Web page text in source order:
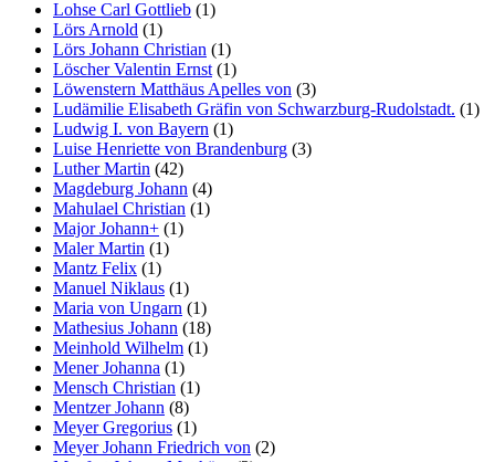
Lohse Carl Gottlieb (1)
Lörs Arnold (1)
Lörs Johann Christian (1)
Löscher Valentin Ernst (1)
Löwenstern Matthäus Apelles von (3)
Ludämilie Elisabeth Gräfin von Schwarzburg-Rudolstadt. (1)
Ludwig I. von Bayern (1)
Luise Henriette von Brandenburg (3)
Luther Martin (42)
Magdeburg Johann (4)
Mahulael Christian (1)
Major Johann+ (1)
Maler Martin (1)
Mantz Felix (1)
Manuel Niklaus (1)
Maria von Ungarn (1)
Mathesius Johann (18)
Meinhold Wilhelm (1)
Mener Johanna (1)
Mensch Christian (1)
Mentzer Johann (8)
Meyer Gregorius (1)
Meyer Johann Friedrich von (2)